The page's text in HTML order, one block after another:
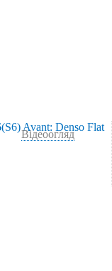
Відеоогляд